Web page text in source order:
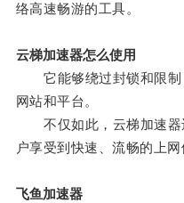
络高速畅游的工具。
云梯加速器怎么使用
它能够绕过封锁和限制
网站和平台。
不仅如此，云梯加速器
户享受到快速、流畅的上网
飞鱼加速器